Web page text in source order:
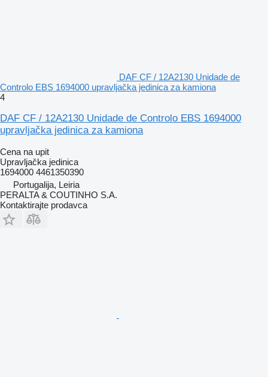
DAF CF / 12A2130 Unidade de
Controlo EBS 1694000 upravljačka jedinica za kamiona
4
DAF CF / 12A2130 Unidade de Controlo EBS 1694000
upravljačka jedinica za kamiona
Cena na upit
Upravljačka jedinica
1694000 4461350390
Portugalija, Leiria
PERALTA & COUTINHO S.A.
Kontaktirajte prodavca